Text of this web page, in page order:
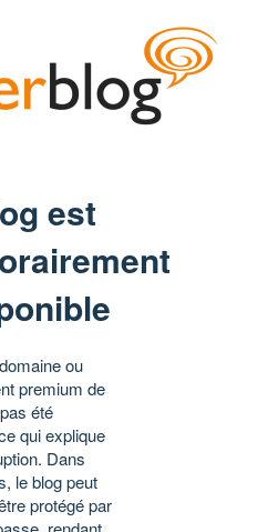
est
ou
premium de
été
qui explique
Dans
le blog peut
protégé par